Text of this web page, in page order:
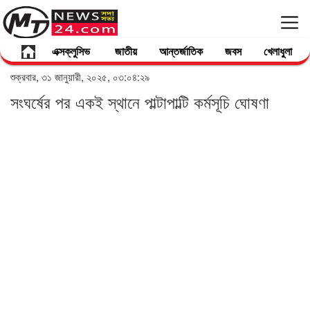
এক্সক্লুসিভ জাতীয় আন্তর্জাতিক জবস খেলাধুলা
শুক্রবার, ৩১ জানুয়ারী, ২০২৫, ০৩:০৪:২৯
সংঘর্ষের পর একই স্থানে পাল্টাপাল্টি কর্মসূচি ঘোষণা